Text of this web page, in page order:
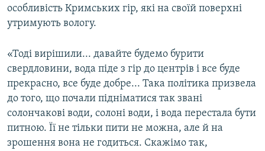
ВІДЕОУРОКИ «ELIFBE»
СВІДЧЕННЯ ОКУПАЦІЇ
УКРАЇНСЬКА ПРОБЛЕМА КРИМУ
ІНФОГРАФІКА
Русский
ДОЛУЧАЙСЯ!
Усі сайти RFE/RL
особливість Кримських гір, які на своїй поверхні
утримують вологу.
«Тоді вирішили... давайте будемо бурити
свердловини, вода піде з гір до центрів і все буде
прекрасно, все буде добре... Така політика призвела
до того, що почали підніматися так звані
солончакові води, солоні води, і вода перестала бути
питною. Її не тільки пити не можна, але й на
зрошення вона не годиться. Скажімо так,